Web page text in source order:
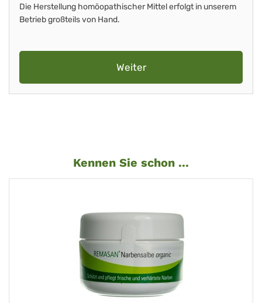
Die Herstellung homöopathischer Mittel erfolgt in unserem
Betrieb großteils von Hand.
Weiter
Kennen Sie schon ...